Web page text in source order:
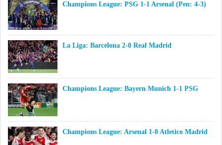
Champions League: PSG 1-1 Arsenal (Pen: 4-3)
La Liga: Barcelona 2-0 Real Madrid
Champions League: Bayern Munich 1-1 PSG
Champions League: Arsenal 1-0 Atletico Madrid